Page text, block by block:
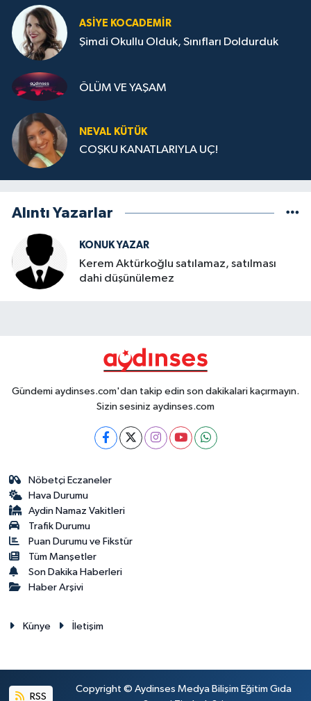
ASIYE KOCADEMİR
Şimdi Okullu Olduk, Sınıfları Doldurduk
ÖLÜM VE YAŞAM
NEVAL KÜTÜK
COŞKU KANATLARIYLA UÇ!
Alıntı Yazarlar
KONUK YAZAR
Kerem Aktürkoğlu satılamaz, satılması
dahi düşünülemez
Gündemi aydinses.com'dan takip edin son dakikalari kaçırmayın.
Sizin sesiniz aydinses.com
Nöbetçi Eczaneler
Hava Durumu
Aydin Namaz Vakitleri
Trafik Durumu
Puan Durumu ve Fikstür
Tüm Manşetler
Son Dakika Haberleri
Haber Arşivi
Künye İletişim
RSS
Copyright © Aydinses Medya Bilişim Eğitim Gıda